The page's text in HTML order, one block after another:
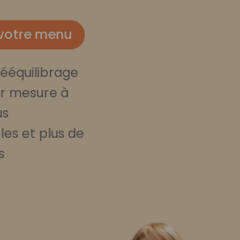
menu
mesure à
et plus de